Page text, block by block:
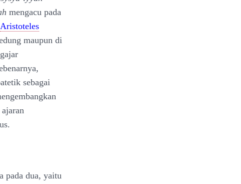
mengacu pada
Aristoteles
maupun di
sebagai
pada dua, yaitu